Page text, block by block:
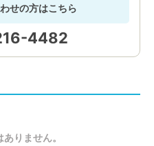
せの方はこちら
4482
りません。